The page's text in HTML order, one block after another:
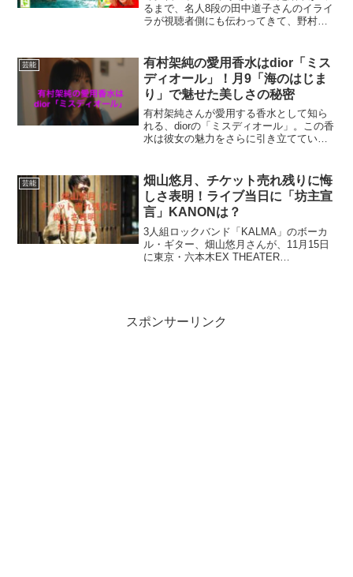
るまで、名人8段の田中道子さんのイライ
ラが視聴者側にも伝わってきて、野村先
かの10段昇格か？水彩画バトルに挑戦す
る、4名の作品も...
芸能
有村架純の愛用香水はdior「ミス
ディオール」！月9「海のはじま
り」で魅せた美しさの秘密
有村架純さんが愛用する香水として知ら
れる、diorの「ミスディオール」。この香
水は彼女の魅力をさらに引き立てていま
題です。この記事では、有村架純さんが
愛用する香水...
芸能
畑山悠月、チケット売れ残りに悔
しさ表明！ライブ当日に「坊主宣
言」KANONは？
3人組ロックバンド「KALMA」のボーカ
ル・ギター、畑山悠月さんが、11月15日
に東京・六本木EX THEATER
スポンサーリンク